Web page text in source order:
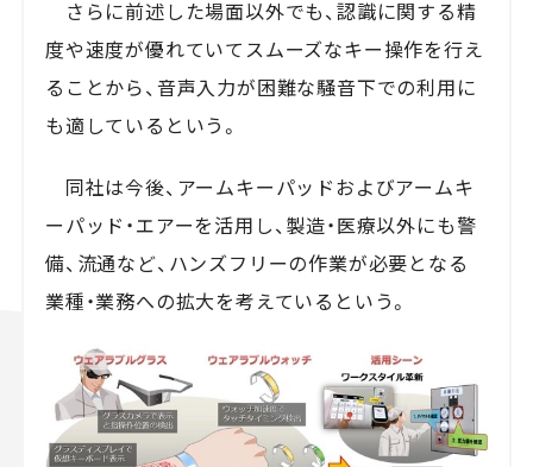
さらに前述した場面以外でも、認識に関する精
度や速度が優れていてスムーズなキー操作を行え
ることから、音声入力が困難な騒音下での利用に
も適しているという。
同社は今後、アームキーパッドおよびアームキ
ーパッド・エアーを活用し、製造・医療以外にも警
備、流通など、ハンズフリーの作業が必要となる
業種・業務への拡大を考えているという。